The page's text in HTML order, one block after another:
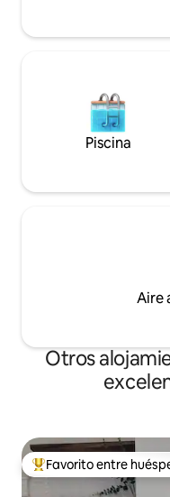
Piscina
Aire
Otros
Favorito entre
Favorito entre